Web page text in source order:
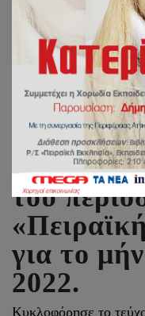
του
για το
2022.
Κυκλοφόρησε το